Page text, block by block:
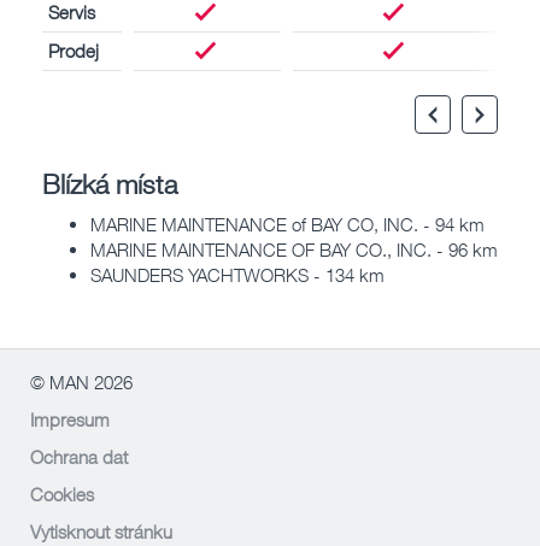
Servis
Prodej
Blízká místa
MARINE MAINTENANCE of BAY CO, INC. - 94 km
MARINE MAINTENANCE OF BAY CO., INC. - 96 km
SAUNDERS YACHTWORKS - 134 km
© MAN 2026
Impresum
Ochrana dat
Cookies
Vytisknout stránku